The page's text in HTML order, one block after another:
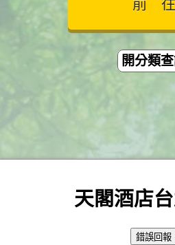
開分類
天閣酒店